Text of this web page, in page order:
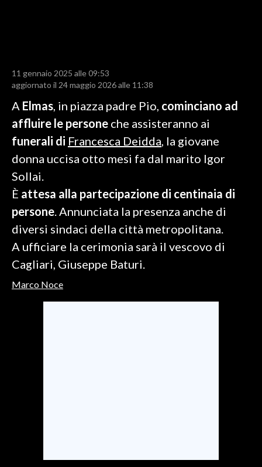
CALCIO REGIONALE
BASKET
VOLLEY
MOTORI
TENNIS
ALTRI SPORT
CULTURA
SPETTACOLI
SALUTE
INSULARITÀ
11 gennaio 2025 alle 09:53
aggiornato il 24 maggio 2026 alle 11:38
A Elmas, in piazza padre Pio, cominciano ad
affluire le persone che assisteranno ai
funerali di Francesca Deidda, la giovane
donna uccisa otto mesi fa dal marito Igor
Sollai.
È attesa alla partecipazione di centinaia di
persone. Annunciata la presenza anche di
diversi sindaci della città metropolitana.
A ufficiare la cerimonia sarà il vescovo di
Cagliari, Giuseppe Baturi.
Marco Noce